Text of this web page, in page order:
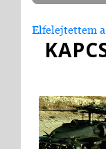
Elfelejtettem